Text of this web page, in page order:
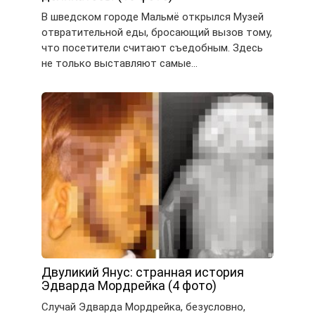
В шведском городе Мальмё открылся Музей
отвратительной еды, бросающий вызов тому,
что посетители считают съедобным. Здесь
не только выставляют самые…
Двуликий Янус: странная история
Эдварда Мордрейка (4 фото)
Случай Эдварда Мордрейка, безусловно,